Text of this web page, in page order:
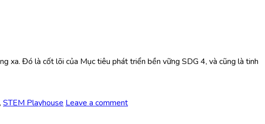
xa. Đó là cốt lõi của Mục tiêu phát triển bền vững SDG 4, và cũng là tinh
, STEM Playhouse Leave a comment